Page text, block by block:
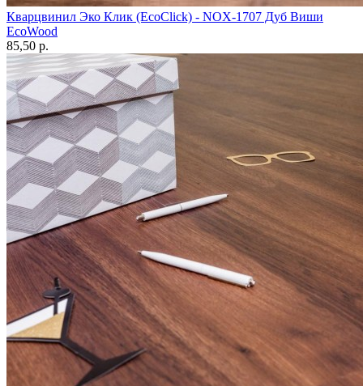
Кварцвинил Эко Клик (EcoClick) - NOX-1707 Дуб Виши
EcoWood
85,50 p.